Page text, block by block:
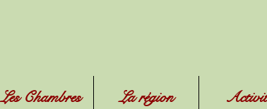
Les Chambres La région